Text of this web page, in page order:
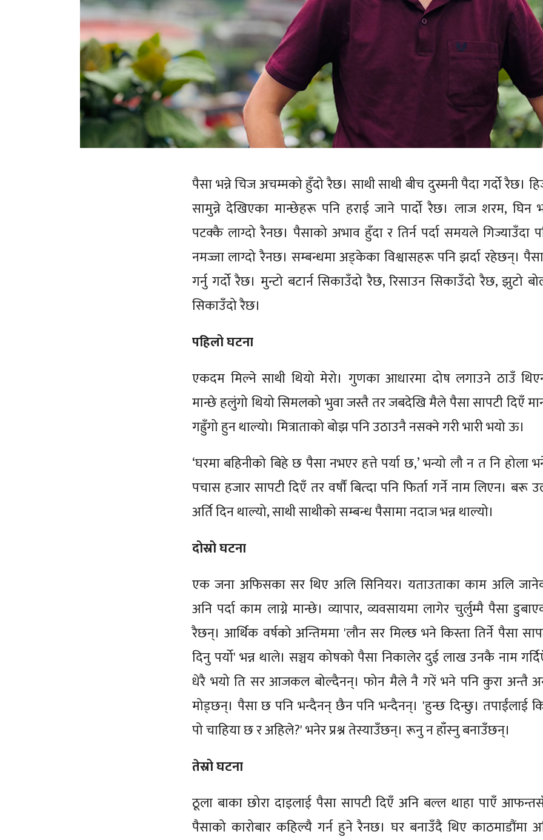
पैसा भन्ने चिज अचम्मको हुँदो रैछ। साथी साथी बीच दुस्मनी पैदा गर्दो रैछ।
सामुन्ने देखिएका मान्छेहरू पनि हराई जाने पार्दो रैछ। लाज शरम, घिन
पटक्कै लाग्दो रैनछ। पैसाको अभाव हुँदा र तिर्न पर्दा समयले गिज्याउँदा
नमज्जा लाग्दो रैनछ। सम्बन्धमा अड्केका विश्वासहरू पनि झर्दा रहेछन्।
गर्नु गर्दो रैछ। मुन्टो बटार्न सिकाउँदो रैछ, रिसाउन सिकाउँदो रैछ, झुटो
सिकाउँदो रैछ।
पहिलो घटना
एकदम मिल्ने साथी थियो मेरो। गुणका आधारमा दोष लगाउने ठाउँ
मान्छे हलुंगो थियो सिमलको भुवा जस्तै तर जबदेखि मैले पैसा सापटी दिएँ
गह्रुँगो हुन थाल्यो। मित्राताको बोझ पनि उठाउनै नसक्ने गरी भारी भयो ऊ।
‘घरमा बहिनीको बिहे छ पैसा नभएर हत्ते पर्या छ,’ भन्यो लौ न त नि होला
पचास हजार सापटी दिएँ तर वर्षौं बित्दा पनि फिर्ता गर्ने नाम लिएन। बरू
अर्ति दिन थाल्यो, साथी साथीको सम्बन्ध पैसामा नदाज भन्न थाल्यो।
दोस्रो घटना
एक जना अफिसका सर थिए अलि सिनियर। यताउताका काम अलि
अनि पर्दा काम लाग्ने मान्छे। व्यापार, व्यवसायमा लागेर चुर्लुम्मै पैसा
रैछन्। आर्थिक वर्षको अन्तिममा 'लौन सर मिल्छ भने किस्ता तिर्ने पैसा
दिनु पर्यो' भन्न थाले। सञ्चय कोषको पैसा निकालेर दुई लाख उनकै नाम
धेरै भयो ति सर आजकल बोल्दैनन्। फोन मैले नै गरें भने पनि कुरा अन्तै
मोड्छन्। पैसा छ पनि भन्दैनन् छैन पनि भन्दैनन्। 'हुन्छ दिन्छु। तपाईंलाई
पो चाहिया छ र अहिले?' भनेर प्रश्न तेस्याउँछन्। रूनु न हाँस्नु बनाउँछन्।
तेस्रो घटना
ठूला बाका छोरा दाइलाई पैसा सापटी दिएँ अनि बल्ल थाहा पाएँ
पैसाको कारोबार कहिल्यै गर्न हुने रैनछ। घर बनाउँदै थिए काठमाडौंमा